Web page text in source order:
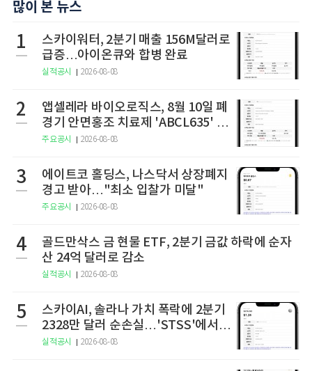
많이 본 뉴스
1
스카이워터, 2분기 매출 156M달러로
급증…아이온큐와 합병 완료
실적공시 2026-08-08
2
앱셀레라 바이오로직스, 8월 10일 폐
경기 안면홍조 치료제 'ABCL635' 임
상 2상 결과 발표
주요공시 2026-08-08
3
에이트코 홀딩스, 나스닥서 상장폐지
경고 받아…"최소 입찰가 미달"
주요공시 2026-08-08
4
골드만삭스 금 현물 ETF, 2분기 금값 하락에 순자
산 24억 달러로 감소
실적공시 2026-08-08
5
스카이AI, 솔라나 가치 폭락에 2분기
2328만 달러 순손실…'STSS'에서
사명·티커 변경 완료
실적공시 2026-08-08